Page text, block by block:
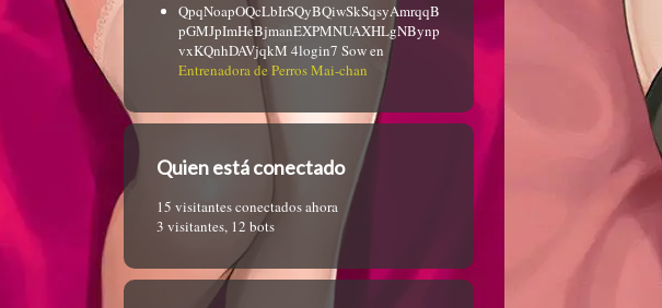
QpqNoapOQcLbIrSQyBQiwSkSqsyAmrqqB
pGMJpImHeBjmanEXPMNUAXHLgNBynp
vxKQnhDAVjqkM 4login7 Sowen
Entrenadora de Perros Mai-chan
Quien está conectado
15 visitantes conectados ahora
3 visitantes, 12 bots